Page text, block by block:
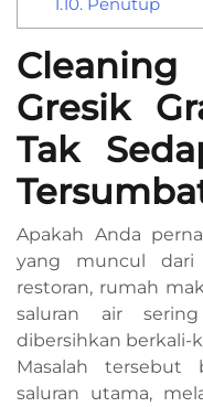
Gresik
Tak
Apakah Anda
yang muncul dari
restoran, rumah
saluran air
dibersihkan berkali-
Masalah tersebut
saluran utama,